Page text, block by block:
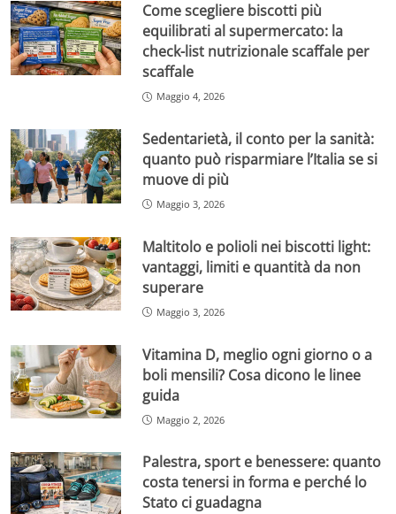
Come scegliere biscotti più
equilibrati al supermercato: la
check-list nutrizionale scaffale per
scaffale
Maggio 4, 2026
Sedentarietà, il conto per la sanità:
quanto può risparmiare l’Italia se si
muove di più
Maggio 3, 2026
Maltitolo e polioli nei biscotti light:
vantaggi, limiti e quantità da non
superare
Maggio 3, 2026
Vitamina D, meglio ogni giorno o a
boli mensili? Cosa dicono le linee
guida
Maggio 2, 2026
Palestra, sport e benessere: quanto
costa tenersi in forma e perché lo
Stato ci guadagna